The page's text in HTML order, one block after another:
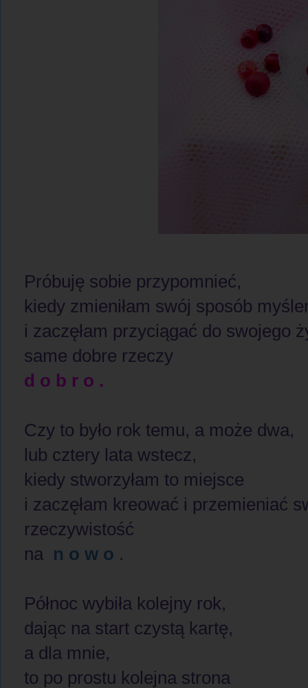
Próbuję sobie przypomnieć,
kiedy zmieniłam swój sposób
i zaczęłam przyciągać do swojego
same dobre rzeczy
d o b r o .
Czy to było rok temu, a może dwa,
lub cztery lata wstecz,
kiedy stworzyłam to miejsce
i zaczęłam kreować i przemieniać
rzeczywistość
na n o w o .
Północ wybiła kolejny rok,
dając na start czystą kartę,
a dla mnie,
to po prostu kolejna strona